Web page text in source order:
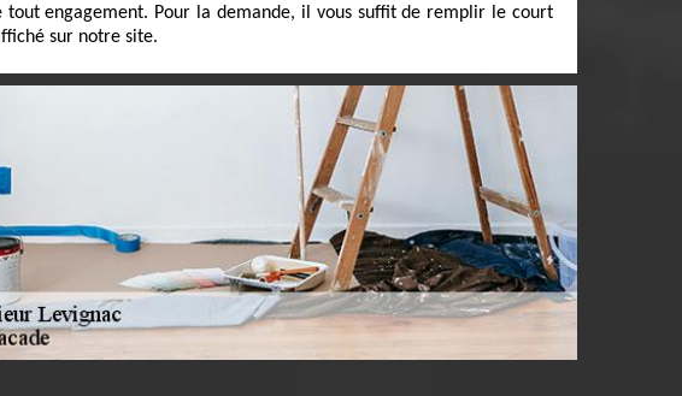
tout engagement. Pour la demande, il vous suffit de remplir le court
sur notre site.